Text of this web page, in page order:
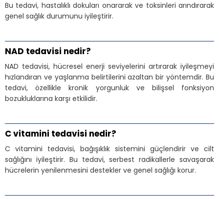
Bu tedavi, hastalıklı dokuları onararak ve toksinleri arındırarak
genel sağlık durumunu iyileştirir.
NAD tedavisi nedir?
NAD tedavisi, hücresel enerji seviyelerini artırarak iyileşmeyi
hızlandıran ve yaşlanma belirtilerini azaltan bir yöntemdir. Bu
tedavi, özellikle kronik yorgunluk ve bilişsel fonksiyon
bozukluklarına karşı etkilidir.
C vitamini tedavisi nedir?
C vitamini tedavisi, bağışıklık sistemini güçlendirir ve cilt
sağlığını iyileştirir. Bu tedavi, serbest radikallerle savaşarak
hücrelerin yenilenmesini destekler ve genel sağlığı korur.